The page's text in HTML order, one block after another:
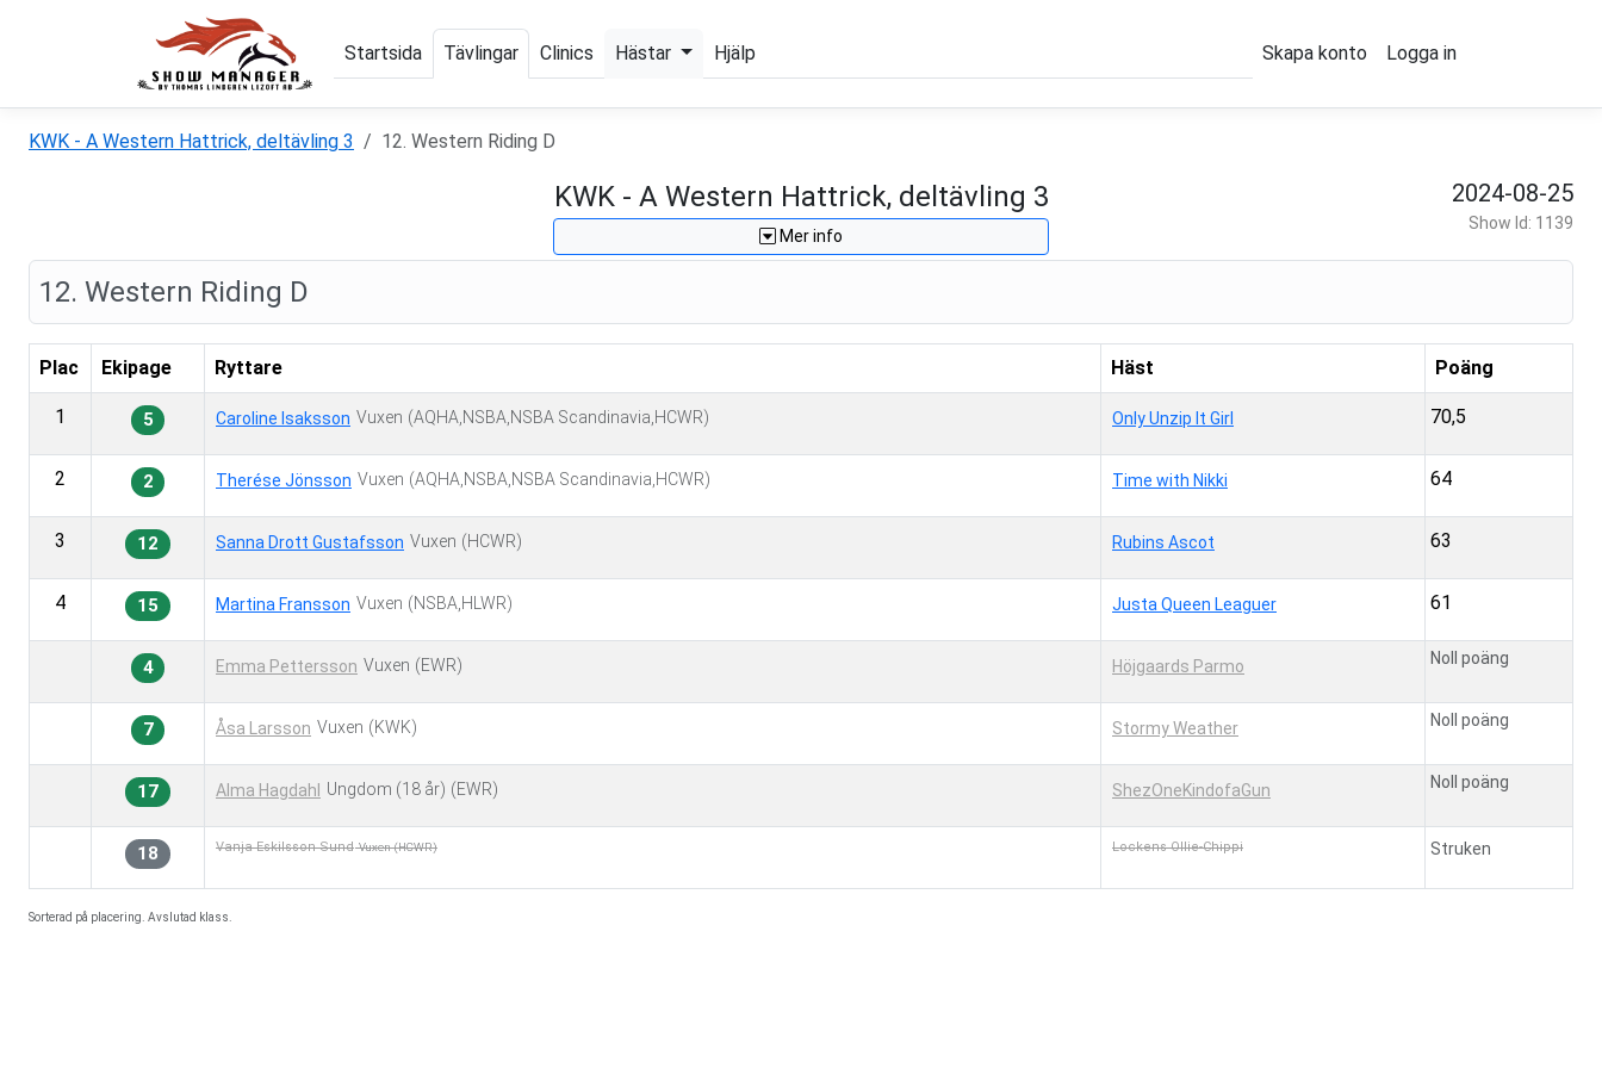
Startsida Tävlingar Clinics Hästar Hjälp Skapa konto Logga in
KWK - A Western Hattrick, deltävling 3 12. Western Riding D
KWK - A Western Hattrick, deltävling 3
Mer info
2024-08-25
Show Id: 1139
12. Western Riding D
Plac Ekipage Ryttare Häst Poäng
1 5 Caroline Isaksson Vuxen (AQHA,NSBA,NSBA Scandinavia,HCWR) Only Unzip It Girl 70,5
2 2 Therése Jönsson Vuxen (AQHA,NSBA,NSBA Scandinavia,HCWR) Time with Nikki 64
3 12 Sanna Drott Gustafsson Vuxen (HCWR) Rubins Ascot 63
4 15 Martina Fransson Vuxen (NSBA,HLWR) Justa Queen Leaguer 61
4 Emma Pettersson Vuxen (EWR) Höjgaards Parmo Noll poäng
7 Åsa Larsson Vuxen (KWK) Stormy Weather Noll poäng
17 Alma Hagdahl Ungdom (18 år) (EWR) ShezOneKindofaGun Noll poäng
18 Vanja Eskilsson Sund Vuxen (HCWR) Lockens Ollie-Chippi Struken
Sorterad på placering. Avslutad klass.